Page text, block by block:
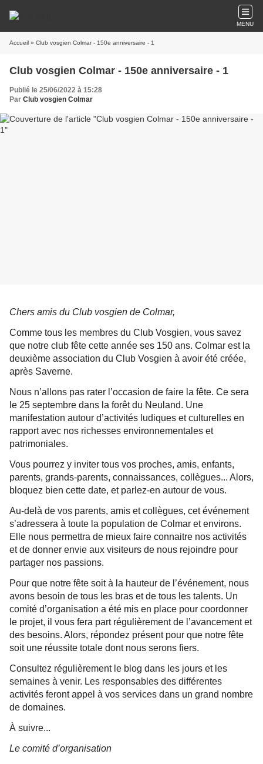
MENU
Accueil » Club vosgien Colmar - 150e anniversaire - 1
Club vosgien Colmar - 150e anniversaire - 1
Publié le 25/06/2022 à 15:28
Par Club vosgien Colmar
Chers amis du Club vosgien de Colmar,
Comme tous les membres du Club Vosgien, vous savez
que notre club fête cette année ses 150 ans. Colmar est la
deuxième association du Club Vosgien à avoir été créée,
après Saverne.
Nous n’allons pas rater l’occasion de faire la fête. Ce sera
le 25 septembre dans la forêt du Neuland. Une
manifestation autour d’activités ludiques et culturelles en
rapport avec nos richesses environnementales et
patrimoniales.
Vous pourrez y inviter tous vos proches, amis, enfants,
parents, grands-parents, connaissances, collègues... Alors,
bloquez bien cette date, et parlez-en autour de vous.
Au-delà de vos parents, amis et collègues, cet événement
s’adressera à toute la population de Colmar et environs.
Elle nous permettra de mieux faire connaitre nos activités
et de donner envie aux visiteurs de nous rejoindre pour
partager nos passions.
Pour que notre fête soit à la hauteur de l’événement, nous
avons besoin de tous les bras et de tous les talents. Un
comité d’organisation a été mis en place pour coordonner
le projet, il vous fera part régulièrement de l’avancement et
des besoins. Alors, répondez présent pour que notre fête
soit une réussite totale dont nous serons fiers.
Consultez régulièrement le blog dans les jours et les
semaines à venir. Les responsables des différentes
activités feront appel à vos services dans un grand nombre
de domaines.
À suivre...
Le comité d’organisation